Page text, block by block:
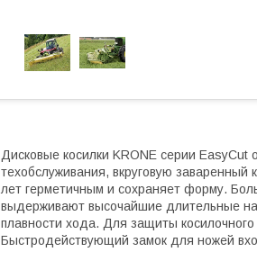
Дисковые косилки KRONE серии
техобслуживания, вкруговую заваренный
лет герметичным и сохраняет форму.
выдерживают высочайшие длительные
плавности хода. Для защиты
Быстродействующий замок для ножей